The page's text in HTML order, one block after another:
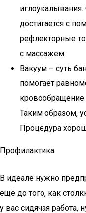
достигается с
рефлекторные
с массажем.
Вакуум – суть
помогает
кровообращение
Таким образом,
Процедура
Профилактика
В идеале нужно
ещё до того, как
у вас сидячая работа,